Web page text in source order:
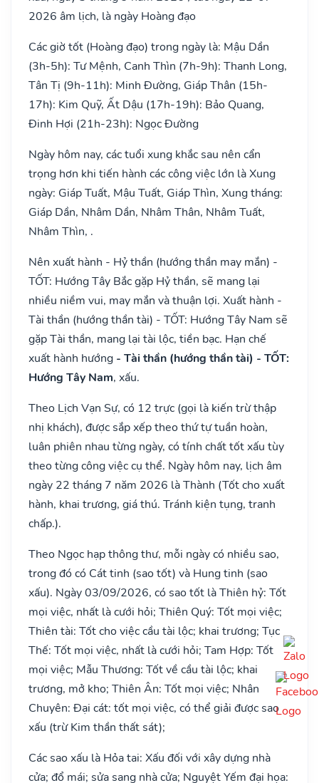
2026 âm lịch, là ngày Hoàng đạo
Các giờ tốt (Hoàng đạo) trong ngày là: Mậu Dần
(3h-5h): Tư Mệnh, Canh Thìn (7h-9h): Thanh Long,
Tân Tị (9h-11h): Minh Đường, Giáp Thân (15h-
17h): Kim Quỹ, Ất Dậu (17h-19h): Bảo Quang,
Đinh Hợi (21h-23h): Ngọc Đường
Ngày hôm nay, các tuổi xung khắc sau nên cẩn
trọng hơn khi tiến hành các công việc lớn là Xung
ngày: Giáp Tuất, Mậu Tuất, Giáp Thìn, Xung tháng:
Giáp Dần, Nhâm Dần, Nhâm Thân, Nhâm Tuất,
Nhâm Thìn, .
Nên xuất hành - Hỷ thần (hướng thần may mắn) -
TỐT: Hướng Tây Bắc gặp Hỷ thần, sẽ mang lại
nhiều niềm vui, may mắn và thuận lợi. Xuất hành -
Tài thần (hướng thần tài) - TỐT: Hướng Tây Nam sẽ
gặp Tài thần, mang lại tài lộc, tiền bạc. Hạn chế
xuất hành hướng - Tài thần (hướng thần tài) - TỐT:
Hướng Tây Nam, xấu.
Theo Lịch Vạn Sự, có 12 trực (gọi là kiến trừ thập
nhị khách), được sắp xếp theo thứ tự tuần hoàn,
luân phiên nhau từng ngày, có tính chất tốt xấu tùy
theo từng công việc cụ thể. Ngày hôm nay, lịch âm
ngày 22 tháng 7 năm 2026 là Thành (Tốt cho xuất
hành, khai trương, giá thú. Tránh kiện tụng, tranh
chấp.).
Theo Ngọc hạp thông thư, mỗi ngày có nhiều sao,
trong đó có Cát tinh (sao tốt) và Hung tinh (sao
xấu). Ngày 03/09/2026, có sao tốt là Thiên hỷ: Tốt
mọi việc, nhất là cưới hỏi; Thiên Quý: Tốt mọi việc;
Thiên tài: Tốt cho việc cầu tài lộc; khai trương; Tục
Thế: Tốt mọi việc, nhất là cưới hỏi; Tam Hợp: Tốt
mọi việc; Mẫu Thương: Tốt về cầu tài lộc; khai
trương, mở kho; Thiên Ân: Tốt mọi việc; Nhân
Chuyên: Đại cát: tốt mọi việc, có thể giải được sao
xấu (trừ Kim thần thất sát);
Các sao xấu là Hỏa tai: Xấu đối với xây dựng nhà
cửa; đổ mái; sửa sang nhà cửa; Nguyệt Yếm đại họa: